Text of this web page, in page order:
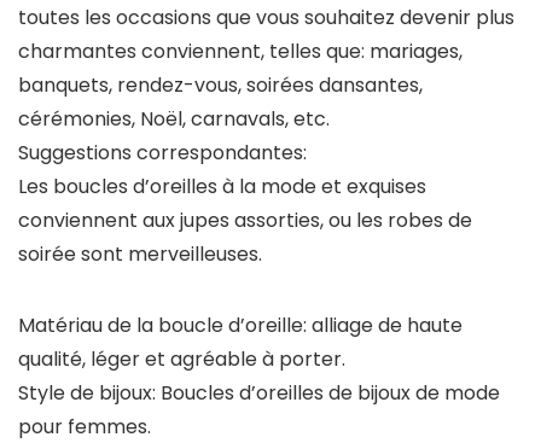
toutes les occasions que vous souhaitez devenir plus
charmantes conviennent, telles que: mariages,
banquets, rendez-vous, soirées dansantes,
cérémonies, Noël, carnavals, etc.
Suggestions correspondantes:
Les boucles d’oreilles à la mode et exquises
conviennent aux jupes assorties, ou les robes de
soirée sont merveilleuses.
Matériau de la boucle d’oreille: alliage de haute
qualité, léger et agréable à porter.
Style de bijoux: Boucles d’oreilles de bijoux de mode
pour femmes.